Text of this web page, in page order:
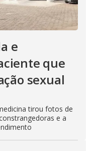
e
que
sexual
tirou fotos de
e a